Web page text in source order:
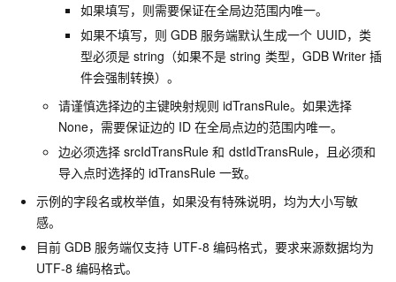
如果填写，则需要保证在全局边范围内唯一。
如果不填写，则 GDB 服务端默认生成一个 UUID，类
型必须是 string（如果不是 string 类型，GDB Writer 插
件会强制转换）。
请谨慎选择边的主键映射规则 idTransRule。如果选择
None，需要保证边的 ID 在全局点边的范围内唯一。
边必须选择 srcIdTransRule 和 dstIdTransRule，且必须和
导入点时选择的 idTransRule 一致。
示例的字段名或枚举值，如果没有特殊说明，均为大小写敏
感。
目前 GDB 服务端仅支持 UTF-8 编码格式，要求来源数据均为
UTF-8 编码格式。